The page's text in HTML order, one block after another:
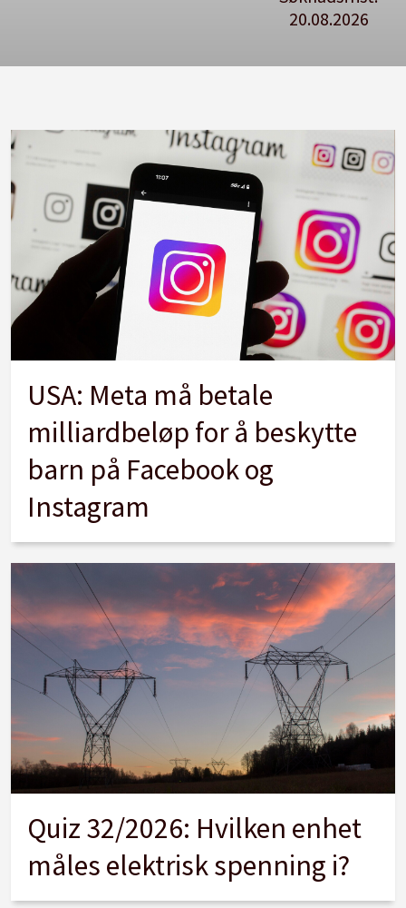
USA: Meta må betale
milliardbeløp for å beskytte
barn på Facebook og
Instagram
Quiz 32/2026: Hvilken enhet
måles elektrisk spenning i?